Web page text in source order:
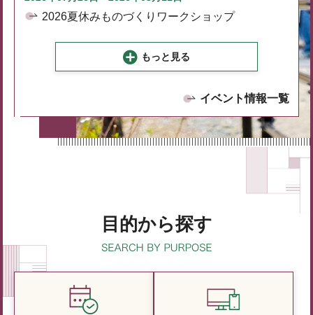
2026夏休みものづくりワークショップ
もっと見る
イベント情報一覧
目的から探す